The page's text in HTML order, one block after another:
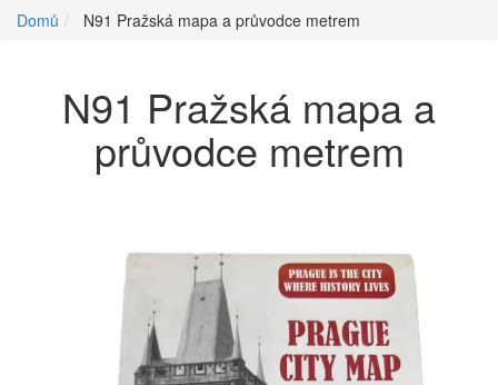
Domů N91 Pražská mapa a průvodce metrem
N91 Pražská mapa a
průvodce metrem